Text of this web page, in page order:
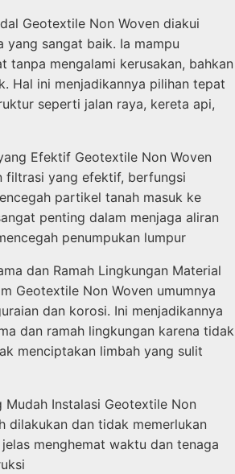
Geotextile Non Woven diakui
yang sangat baik. Ia mampu
tanpa mengalami kerusakan, bahkan
Hal ini menjadikannya pilihan tepat
seperti jalan raya, kereta api,
Efektif Geotextile Non Woven
filtrasi yang efektif, berfungsi
partikel tanah masuk ke
penting dalam menjaga aliran
penumpukan lumpur
dan Ramah Lingkungan Material
Geotextile Non Woven umumnya
dan korosi. Ini menjadikannya
dan ramah lingkungan karena tidak
menciptakan limbah yang sulit
Mudah Instalasi Geotextile Non
dilakukan dan tidak memerlukan
menghemat waktu dan tenaga